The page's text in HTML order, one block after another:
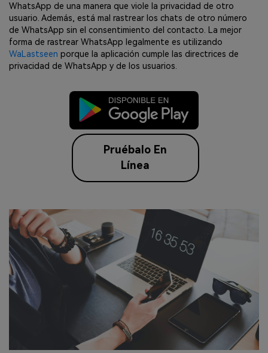
WhatsApp de una manera que viole la privacidad de otro
usuario. Además, está mal rastrear los chats de otro número
de WhatsApp sin el consentimiento del contacto. La mejor
forma de rastrear WhatsApp legalmente es utilizando
WaLastseen porque la aplicación cumple las directrices de
privacidad de WhatsApp y de los usuarios.
Pruébalo En
Línea